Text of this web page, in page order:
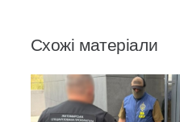
Схожі матеріали